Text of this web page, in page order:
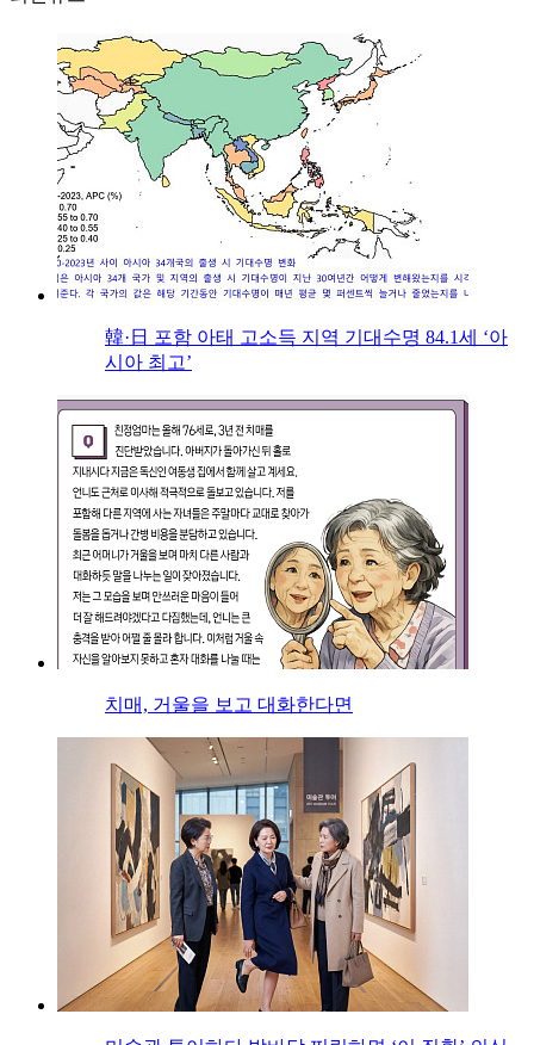
韓·日 포함 아태 고소득 지역 기대수명 84.1세 ‘아
시아 최고’
치매, 거울을 보고 대화한다면